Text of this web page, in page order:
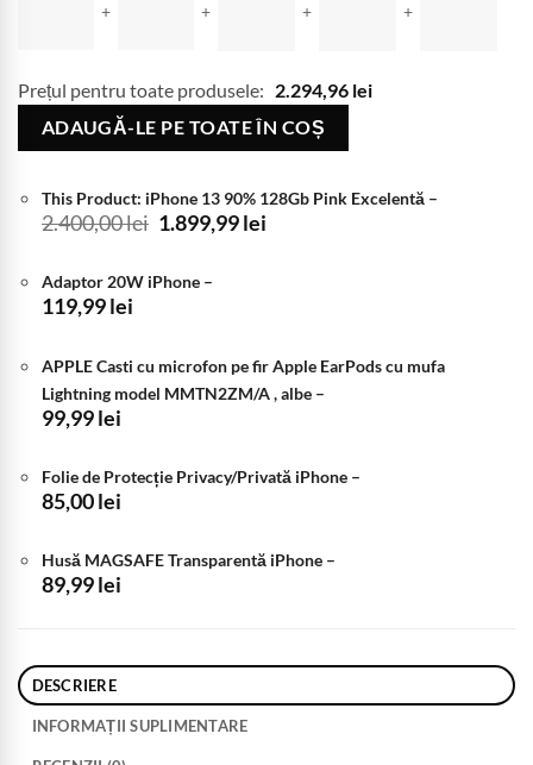
+ + + +
Prețul pentru toate produsele: 2.294,96 lei
ADAUGĂ-LE PE TOATE ÎN COȘ
This Product: iPhone 13 90% 128Gb Pink Excelentă –
2.400,00lei Prețul
fost:
1.899,99lei
Adaptor 20W iPhone –
119,99lei
APPLE Casti cu microfon pe fir Apple EarPods cu mufa
Lightning model MMTN2ZM/A , albe –
99,99lei
Folie de Protecție Privacy/Privată iPhone –
85,00lei
Husă MAGSAFE Transparentă iPhone –
89,99lei
DESCRIERE
INFORMAȚII SUPLIMENTARE